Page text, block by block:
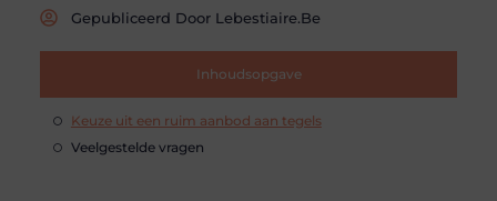
Gepubliceerd Door Lebestiaire.be
Inhoudsopgave
Keuze uit een ruim aanbod aan tegels
Veelgestelde vragen